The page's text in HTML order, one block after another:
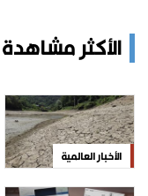
الأكثر مشاهدة
الأخبار العالمية